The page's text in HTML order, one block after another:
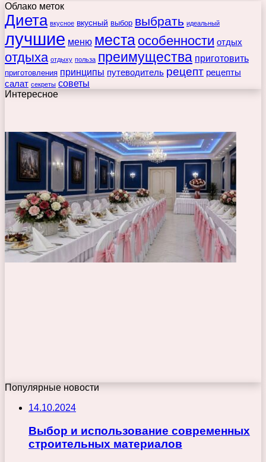
Облако меток
Диета вкусное вкусный выбор выбрать идеальный
лучшие меню места особенности отдых
отдыха отдыху польза преимущества приготовить
приготовления принципы путеводитель рецепт рецепты
салат секреты советы
Интересное
Популярные новости
14.10.2024
Выбор и использование современных
строительных материалов